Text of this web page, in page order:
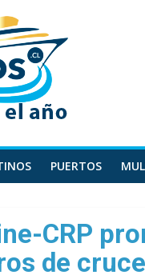
PUERTOS
CRP
de